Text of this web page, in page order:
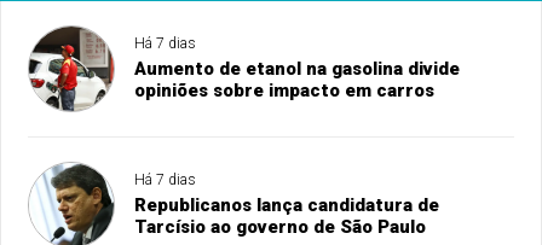
Há 7 dias
Aumento de etanol na gasolina divide
opiniões sobre impacto em carros
Há 7 dias
Republicanos lança candidatura de
Tarcísio ao governo de São Paulo